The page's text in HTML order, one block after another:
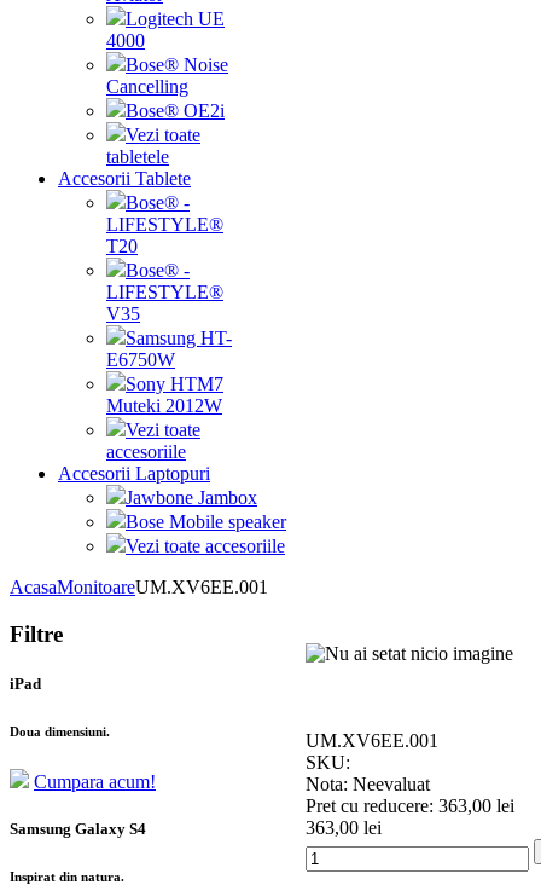
Logitech UE
4000
Bose® Noise
Cancelling
Bose® OE2i
Vezi toate
tabletele
Accesorii Tablete
Bose® -
LIFESTYLE®
T20
Bose® -
LIFESTYLE®
V35
Samsung HT-
E6750W
Sony HTM7
Muteki 2012W
Vezi toate
accesoriile
Accesorii Laptopuri
Jawbone Jambox
Bose Mobile speaker
Vezi toate accesoriile
AcasaMonitoareUM.XV6EE.001
UM.XV6EE.001
SKU:
Nota: Neevaluat
Pret cu reducere: 363,00 lei
363,00 lei
Filtre
iPad
Doua dimensiuni.
Cumpara acum!
Samsung Galaxy S4
Inspirat din natura.